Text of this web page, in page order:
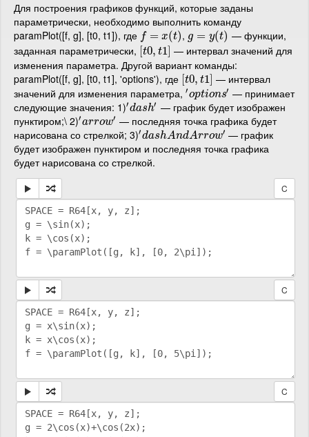
Для построения графиков функций, которые заданы
параметрически, необходимо выполнить команду
paramPlot([f, g], [t0, t1]), где f = x(t)
f= x(t ) , g = y(t)
g =y( t)
— функции,
заданная параметрически, [t0, t1]
[t0,t 1]
— интервал значений для
изменения параметра. Другой вариант команды:
paramPlot([f, g], [t0, t1], 'options'), где [t0, t1]
[t0,t 1]
— интервал
значений для изменения параметра, ′options′
′options′
— принимает
следующие значения: 1)′dash′
′dash′
— график будет изображен
пунктиром;\ 2)′arrow′
′arrow′
— последняя точка графика будет
нарисована со стрелкой; 3)′dashAndArrow′
′dashAndArrow′
— график
будет изображен пунктиром и последняя точка графика
будет нарисована со стрелкой.
C
C
C